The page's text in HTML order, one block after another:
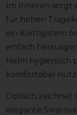
Im Inneren sorgt
für hohen
ein Klettsystem
einfach
Helm hygienisch
komfortabel
Optisch zeichnet
elegante